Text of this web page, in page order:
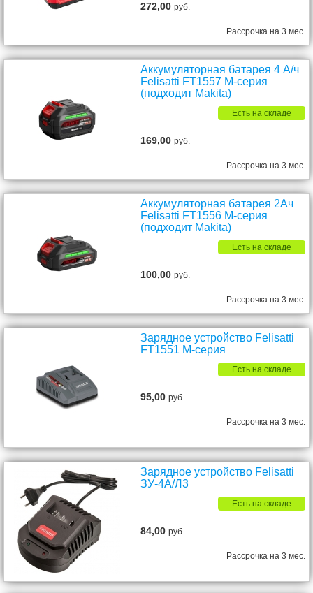
272,00руб.
Рассрочка на 3 мес.
Аккумуляторная батарея 4 А/ч
Felisatti FT1557 М-серия
(подходит Makita)
Есть на складе
169,00руб.
Рассрочка на 3 мес.
Аккумуляторная батарея 2Ач
Felisatti FT1556 М-серия
(подходит Makita)
Есть на складе
100,00руб.
Рассрочка на 3 мес.
Зарядное устройство Felisatti
FT1551 М-серия
Есть на складе
95,00руб.
Рассрочка на 3 мес.
Зарядное устройство Felisatti
ЗУ-4А/Л3
Есть на складе
84,00руб.
Рассрочка на 3 мес.